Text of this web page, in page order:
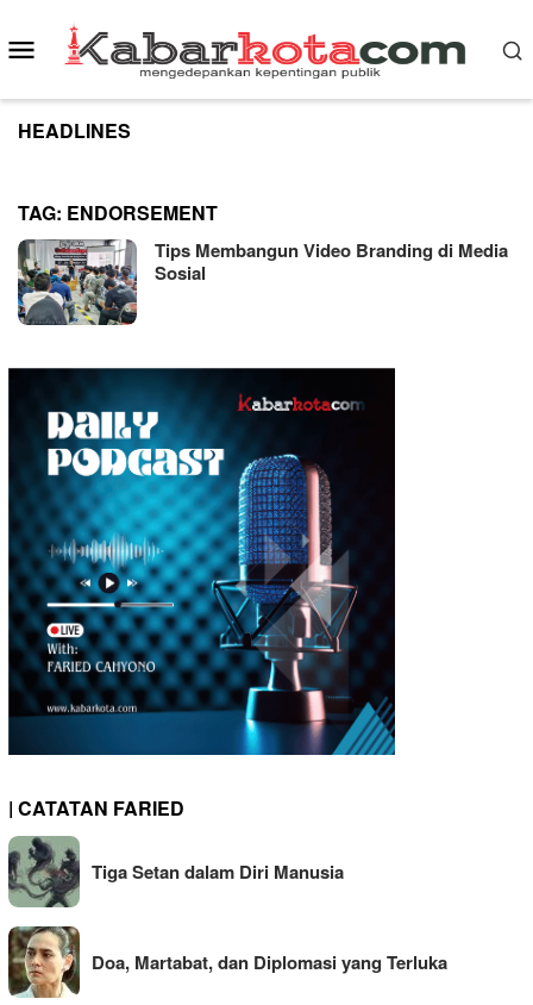
to
content
Mobile
Menu
HEADLINES
TAG: ENDORSEMENT
Tips Membangun Video Branding di Media
Sosial
| CATATAN FARIED
Tiga Setan dalam Diri Manusia
Doa, Martabat, dan Diplomasi yang Terluka